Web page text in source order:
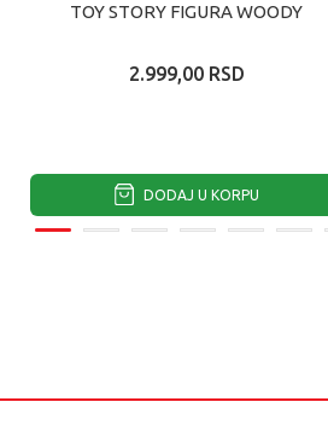
TOY STORY FIGURA WOODY
2.999,00 RSD
DODAJ U KORPU